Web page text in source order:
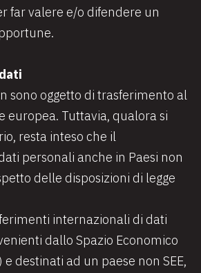
far valere e/o difendere un
sono oggetto di trasferimento al
europea. Tuttavia, qualora si
resta inteso che il
personali anche in Paesi non
delle disposizioni di legge
internazionali di dati
dallo Spazio Economico
e destinati ad un paese non SEE,